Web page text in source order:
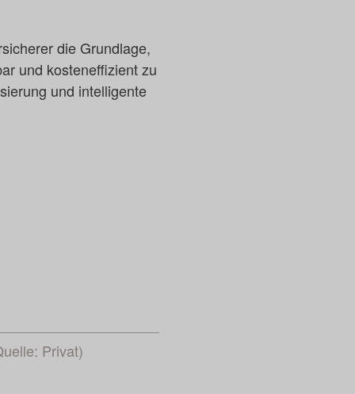
die Grundlage,
und kosteneffizient zu
und intelligente
Privat)